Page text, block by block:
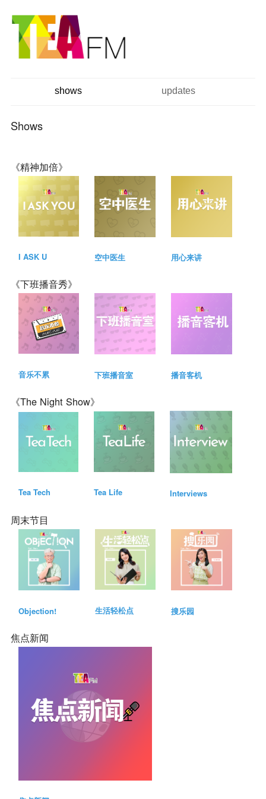
navigation
shows updates
Shows
《精神加倍》
I ASK U 空中医生 用心来讲
《下班播音秀》
音乐不累 下班播音室 播音客机
《The Night Show》
Tea Tech Tea Life Interviews
周末节目
Objection! 生活轻松点 搜乐园
焦点新闻